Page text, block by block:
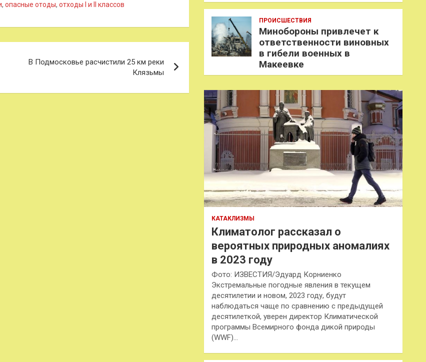
, опасные отоды, отходы I и II классов
В Подмосковье расчистили 25 км реки
Клязьмы
ПРОИСШЕСТВИЯ
Минобороны привлечет к
ответственности виновных
в гибели военных в
Макеевке
КАТАКЛИЗМЫ
Климатолог рассказал о
вероятных природных аномалиях
в 2023 году
Фото: ИЗВЕСТИЯ/Эдуард Корниенко
Экстремальные погодные явления в текущем
десятилетии и новом, 2023 году, будут
наблюдаться чаще по сравнению с предыдущей
десятилеткой, уверен директор Климатической
программы Всемирного фонда дикой природы
(WWF)…